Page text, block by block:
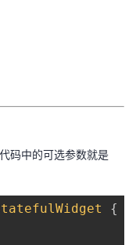
码中的可选参数就是
{